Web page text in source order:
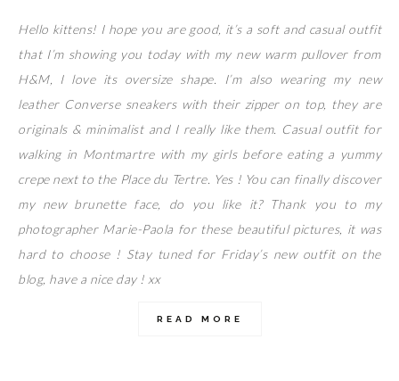
Hello kittens! I hope you are good, it’s a soft and casual outfit
that I’m showing you today with my new warm pullover from
H&M, I love its oversize shape. I’m also wearing my new
leather Converse sneakers with their zipper on top, they are
originals & minimalist and I really like them. Casual outfit for
walking in Montmartre with my girls before eating a yummy
crepe next to the Place du Tertre. Yes ! You can finally discover
my new brunette face, do you like it? Thank you to my
photographer Marie-Paola for these beautiful pictures, it was
hard to choose ! Stay tuned for Friday’s new outfit on the
blog, have a nice day ! xx
READ MORE